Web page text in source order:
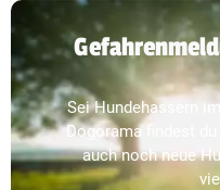
Sei Hundehassern
Dogorama findest
auch noch neue